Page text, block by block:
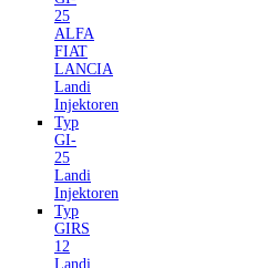
25
ALFA
FIAT
LANCIA
Landi
Injektoren
Typ
GI-
25
Landi
Injektoren
Typ
GIRS
12
Landi